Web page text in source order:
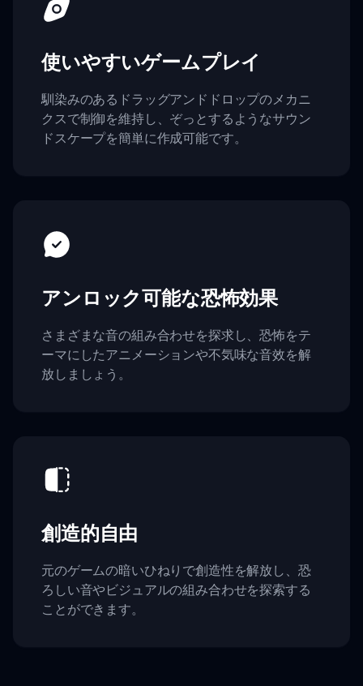
使いやすいゲームプレイ
馴染みのあるドラッグアンドドロップのメカニ
クスで制御を維持し、ぞっとするようなサウン
ドスケープを簡単に作成可能です。
アンロック可能な恐怖効果
さまざまな音の組み合わせを探求し、恐怖をテ
ーマにしたアニメーションや不気味な音效を解
放しましょう。
創造的自由
元のゲームの暗いひねりで創造性を解放し、恐
ろしい音やビジュアルの組み合わせを探索する
ことができます。